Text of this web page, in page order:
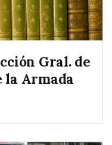
Gral. de
la Armada